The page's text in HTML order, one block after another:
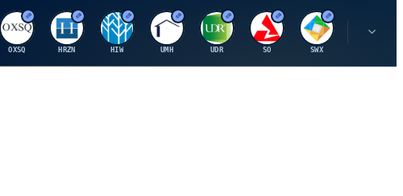
O
OXSQ
H
HRZN
H
HIW
U
UMH
U
UDR
S
SO
S
SWX
S